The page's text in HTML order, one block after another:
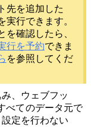
先を追加した
実行できます。
確認したら、
行を予約できま
を参照してくだ
、ウェブフッ
べてのデータ元で
定を行わない